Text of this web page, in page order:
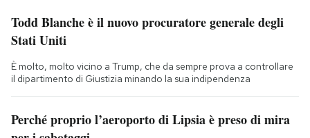
Todd Blanche è il nuovo procuratore generale degli
Stati Uniti
È molto, molto vicino a Trump, che da sempre prova a controllare
il dipartimento di Giustizia minando la sua indipendenza
Perché proprio l’aeroporto di Lipsia è preso di mira